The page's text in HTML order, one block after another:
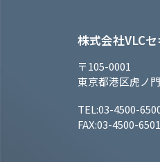
株式会社VLC
〒105-0001
東京都港区虎ノ
TEL:03-4500-
FAX:03-4500-6501